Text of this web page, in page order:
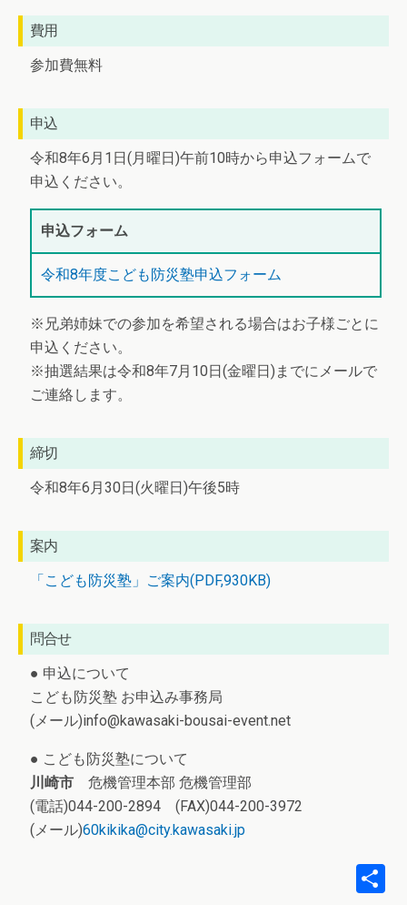
費用
参加費無料
申込
令和8年6月1日(月曜日)午前10時から申込フォームで
申込ください。
申込フォーム
令和8年度こども防災塾申込フォーム
※兄弟姉妹での参加を希望される場合はお子様ごとに
申込ください。
※抽選結果は令和8年7月10日(金曜日)までにメールで
ご連絡します。
締切
令和8年6月30日(火曜日)午後5時
案内
「こども防災塾」ご案内(PDF,930KB)
問合せ
● 申込について
こども防災塾 お申込み事務局
(メール)info@kawasaki-bousai-event.net
● こども防災塾について
川崎市 危機管理本部 危機管理部
(電話)044-200-2894 (FAX)044-200-3972
(メール)60kikika@city.kawasaki.jp